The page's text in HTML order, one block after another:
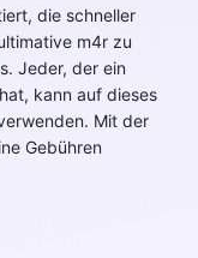
die schneller
m4r zu
Jeder, der ein
kann auf dieses
Mit der
Gebühren